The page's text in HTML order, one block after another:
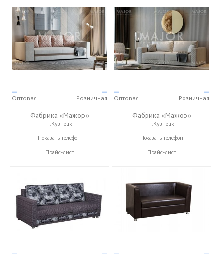
—
Оптовая
—
Розничная
Фабрика «Мажор»
г.Кузнецк
+7 (999) 611-98-99
Показать телефон
Прайс-лист
—
Оптовая
—
Розничная
Фабрика «Мажор»
г.Кузнецк
+7 (999) 611-98-99
Показать телефон
Прайс-лист